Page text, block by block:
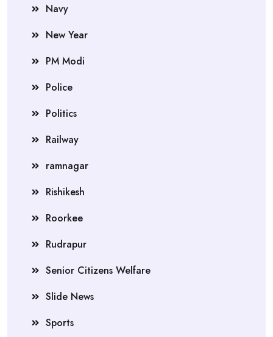
Navy
New Year
PM Modi
Police
Politics
Railway
ramnagar
Rishikesh
Roorkee
Rudrapur
Senior Citizens Welfare
Slide News
Sports